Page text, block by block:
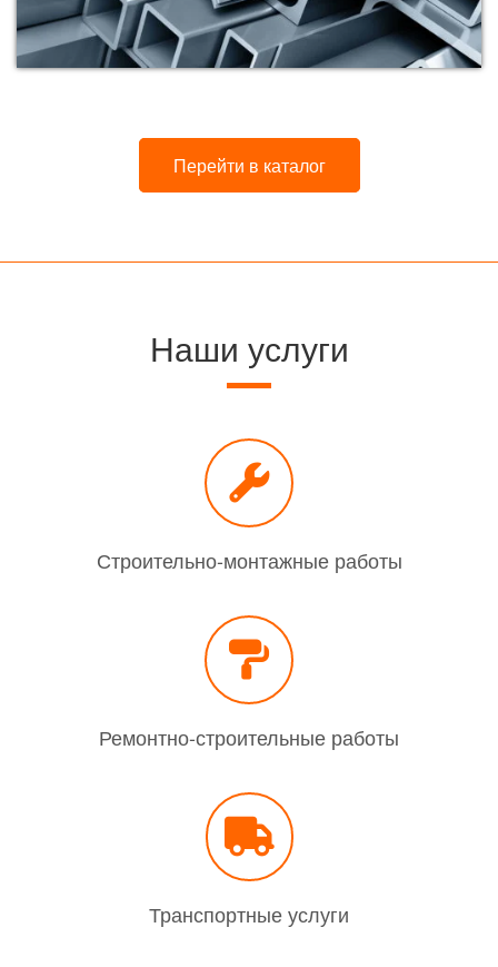
Перейти в каталог
Наши услуги
Строительно-монтажные работы
Ремонтно-строительные работы
Транспортные услуги